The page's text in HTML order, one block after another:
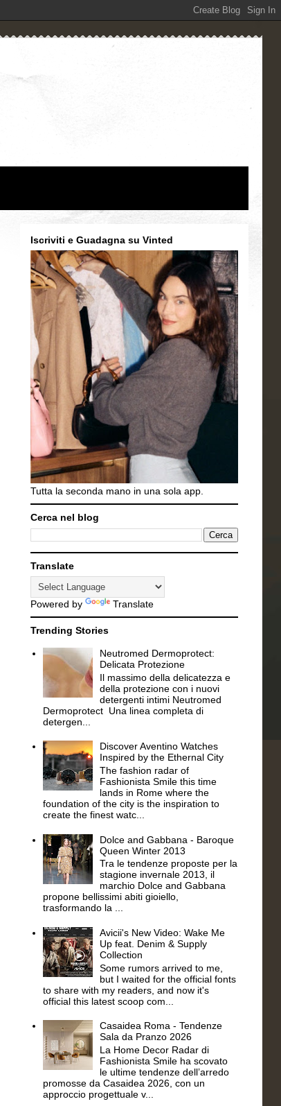
Iscriviti e Guadagna su Vinted
Tutta la seconda mano in una sola app.
Cerca nel blog
Translate
Powered by Translate
Trending Stories
Neutromed Dermoprotect:
Delicata Protezione
Il massimo della delicatezza e
della protezione con i nuovi
detergenti intimi Neutromed
Dermoprotect Una linea completa di
detergen...
Discover Aventino Watches
Inspired by the Ethernal City
The fashion radar of
Fashionista Smile this time
lands in Rome where the
foundation of the city is the inspiration to
create the finest watc...
Dolce and Gabbana - Baroque
Queen Winter 2013
Tra le tendenze proposte per la
stagione invernale 2013, il
marchio Dolce and Gabbana
propone bellissimi abiti gioiello,
trasformando la ...
Avicii's New Video: Wake Me
Up feat. Denim & Supply
Collection
Some rumors arrived to me,
but I waited for the official fonts
to share with my readers, and now it's
official this latest scoop com...
Casaidea Roma - Tendenze
Sala da Pranzo 2026
La Home Decor Radar di
Fashionista Smile ha scovato
le ultime tendenze dell’arredo
promosse da Casaidea 2026, con un
approccio progettuale v...